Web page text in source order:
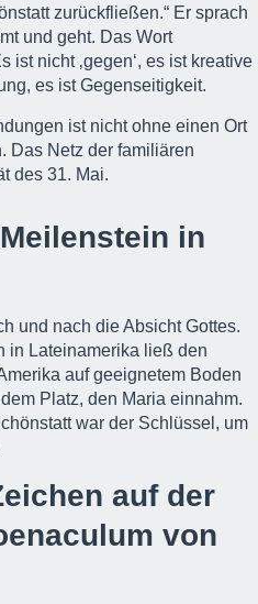
zurückfließen.“ Er sprach
und geht. Das Wort
ist nicht ‚gegen‘, es ist kreative
es ist Gegenseitigkeit.
ist nicht ohne einen Ort
Das Netz der familiären
des 31. Mai.
in
und nach die Absicht Gottes.
in Lateinamerika ließ den
auf geeignetem Boden
Platz, den Maria einnahm.
war der Schlüssel, um
auf der
von